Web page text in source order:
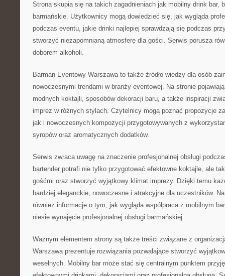
Strona skupia się na takich zagadnieniach jak mobilny drink bar,
barmańskie. Użytkownicy mogą dowiedzieć się, jak wygląda
podczas eventu, jakie drinki najlepiej sprawdzają się podczas
stworzyć niezapomnianą atmosferę dla gości. Serwis porusza
doborem alkoholi.
Barman Eventowy Warszawa to także źródło wiedzy dla osób
nowoczesnymi trendami w branży eventowej. Na stronie
modnych koktajli, sposobów dekoracji baru, a także inspiracji
imprez w różnych stylach. Czytelnicy mogą poznać propozycje
jak i nowoczesnych kompozycji przygotowywanych z
syropów oraz aromatycznych dodatków.
Serwis zwraca uwagę na znaczenie profesjonalnej obsługi
bartender potrafi nie tylko przygotować efektowne koktajle, ale
gośćmi oraz stworzyć wyjątkowy klimat imprezy. Dzięki temu
bardziej eleganckie, nowoczesne i atrakcyjne dla uczestników.
również informacje o tym, jak wygląda współpraca z mobilnym
niesie wynajęcie profesjonalnej obsługi barmańskiej.
Ważnym elementem strony są także treści związane z
Warszawa prezentuje rozwiązania pozwalające stworzyć
weselnych. Mobilny bar może stać się centralnym punktem